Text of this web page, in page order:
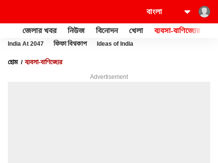
জেলার খবর নিউজ বিনোদন খেলা ব্যবসা-বাণিজ্যের
India At 2047 ফিফা বিশ্বকাপ Ideas of India
হোম ব্যবসা-বাণিজ্যের
Advertisement